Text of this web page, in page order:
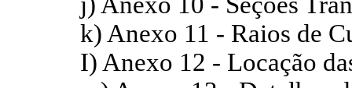
k) Anexo 11 - Raios de
I) Anexo 12 - Locação